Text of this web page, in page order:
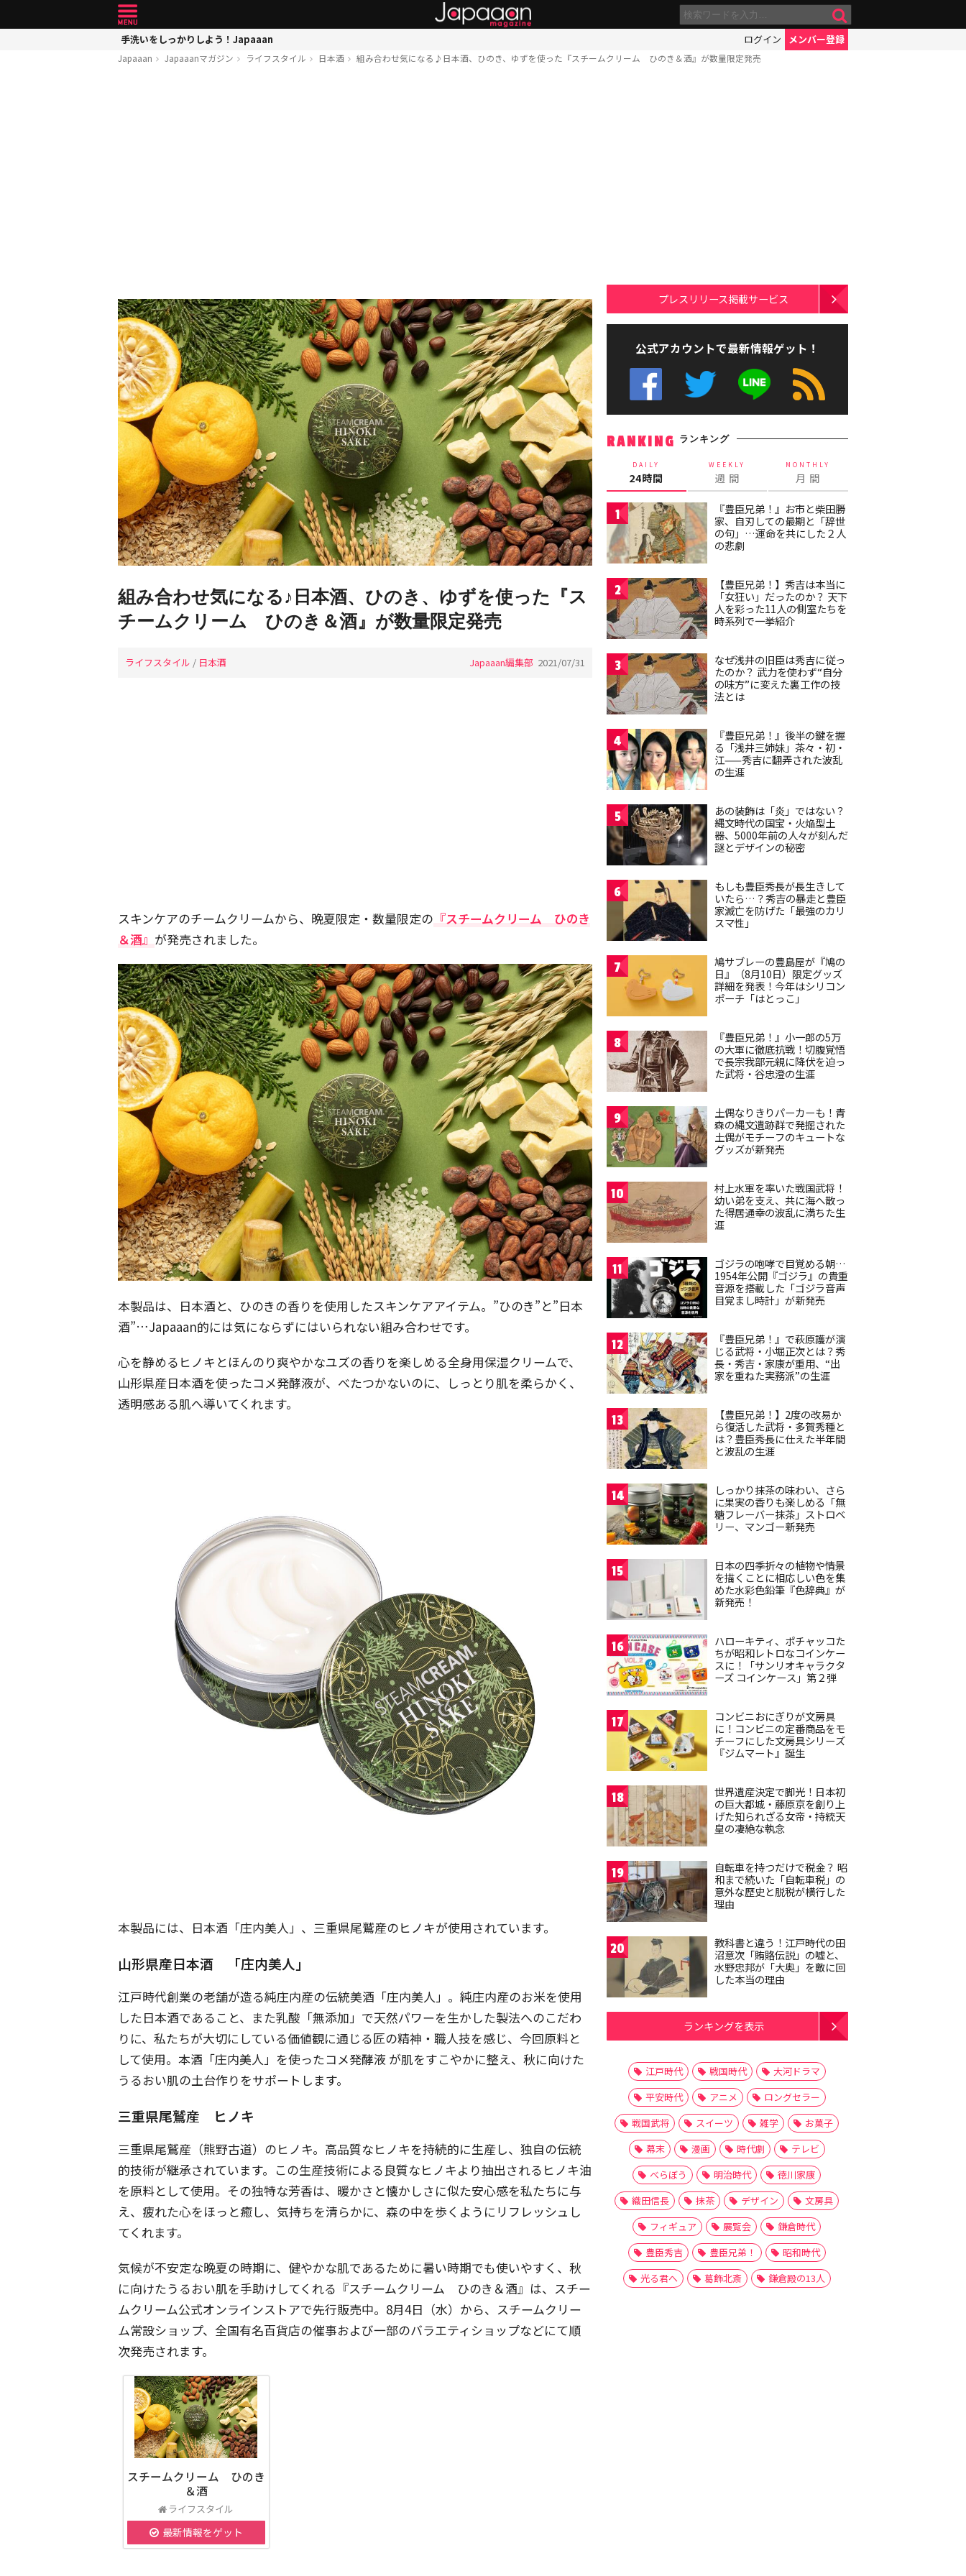
手洗いをしっかりしよう！Japaaan ログイン メンバー登録
Japaaan Japaaanマガジン ライフスタイル 日本酒 組み合わせ気になる♪日本酒、ひのき、ゆずを使った『スチームクリーム ひのき＆酒』が数量限定発売
組み合わせ気になる♪日本酒、ひのき、ゆずを使った『ス
チームクリーム ひのき＆酒』が数量限定発売
ライフスタイル / 日本酒 Japaaan編集部 2021/07/31
スキンケアのチームクリームから、晩夏限定・数量限定の 『スチームクリーム ひのき
＆酒』 が発売されました。
本製品は、日本酒と、ひのきの香りを使用したスキンケアアイテム。”ひのき”と”日本
酒”…Japaaan的には気にならずにはいられない組み合わせです。
心を静めるヒノキとほんのり爽やかなユズの香りを楽しめる全身用保湿クリームで、
山形県産日本酒を使ったコメ発酵液が、べたつかないのに、しっとり肌を柔らかく、
透明感ある肌へ導いてくれます。
本製品には、日本酒「庄内美人」、三重県尾鷲産のヒノキが使用されています。
山形県産日本酒 「庄内美人」
江戸時代創業の老舗が造る純庄内産の伝統美酒「庄内美人」。純庄内産のお米を使用
した日本酒であること、また乳酸「無添加」で天然パワーを生かした製法へのこだわ
りに、私たちが大切にしている価値観に通じる匠の精神・職人技を感じ、今回原料と
して使用。本酒「庄内美人」を使ったコメ発酵液 が肌をすこやかに整え、秋に向けた
うるおい肌の土台作りをサポートします。
三重県尾鷲産 ヒノキ
三重県尾鷲産（熊野古道）のヒノキ。高品質なヒノキを持続的に生産し、独自の伝統
的技術が継承されています。この生産技術による良質なヒノキより抽出されるヒノキ油
を原料として使用。その独特な芳香は、暖かさと懐かしさに似た安心感を私たちに与
え、疲れた心をほっと癒し、気持ちを清らかに、森の中を歩くようにリフレッシュし
てくれます。
気候が不安定な晩夏の時期に、健やかな肌であるために暑い時期でも使いやすく、秋
に向けたうるおい肌を手助けしてくれる『スチームクリーム ひのき＆酒』は、スチー
ムクリーム公式オンラインストアで先行販売中。8月4日（水）から、スチームクリー
ム常設ショップ、全国有名百貨店の催事および一部のバラエティショップなどにて順
次発売されます。
スチームクリーム ひのき
＆酒
ライフスタイル
最新情報をゲット
プレスリリース掲載サービス
公式アカウントで最新情報ゲット！
RANKING ランキング
DAILY
24時間
WEEKLY
週 間
MONTHLY
月 間
1
『豊臣兄弟！』お市と柴田勝
家、自刃しての最期と「辞世
の句」…運命を共にした２人
の悲劇
2
【豊臣兄弟！】秀吉は本当に
「女狂い」だったのか？ 天下
人を彩った11人の側室たちを
時系列で一挙紹介
3
なぜ浅井の旧臣は秀吉に従っ
たのか？ 武力を使わず“自分
の味方”に変えた裏工作の技
法とは
4
『豊臣兄弟！』後半の鍵を握
る「浅井三姉妹」茶々・初・
江——秀吉に翻弄された波乱
の生涯
5
あの装飾は「炎」ではない？
縄文時代の国宝・火焔型土
器、5000年前の人々が刻んだ
謎とデザインの秘密
6
もしも豊臣秀長が長生きして
いたら…？秀吉の暴走と豊臣
家滅亡を防げた「最強のカリ
スマ性」
7
鳩サブレーの豊島屋が『鳩の
日』（8月10日）限定グッズ
詳細を発表！今年はシリコン
ポーチ「はとっこ」
8
『豊臣兄弟！』小一郎の5万
の大軍に徹底抗戦！切腹覚悟
で長宗我部元親に降伏を迫っ
た武将・谷忠澄の生涯
9
土偶なりきりパーカーも！青
森の縄文遺跡群で発掘された
土偶がモチーフのキュートな
グッズが新発売
10
村上水軍を率いた戦国武将！
幼い弟を支え、共に海へ散っ
た得居通幸の波乱に満ちた生
涯
11
ゴジラの咆哮で目覚める朝…
1954年公開『ゴジラ』の貴重
音源を搭載した「ゴジラ音声
目覚まし時計」が新発売
12
『豊臣兄弟！』で萩原護が演
じる武将・小堀正次とは？秀
長・秀吉・家康が重用、“出
家を重ねた実務派”の生涯
13
【豊臣兄弟！】2度の改易か
ら復活した武将・多賀秀種と
は？豊臣秀長に仕えた半年間
と波乱の生涯
14
しっかり抹茶の味わい、さら
に果実の香りも楽しめる「無
糖フレーバー抹茶」ストロベ
リー、マンゴー新発売
15
日本の四季折々の植物や情景
を描くことに相応しい色を集
めた水彩色鉛筆『色辞典』が
新発売！
16
ハローキティ、ポチャッコた
ちが昭和レトロなコインケー
スに！「サンリオキャラクタ
ーズ コインケース」第２弾
17
コンビニおにぎりが文房具
に！コンビニの定番商品をモ
チーフにした文房具シリーズ
『ジムマート』誕生
18
世界遺産決定で脚光！日本初
の巨大都城・藤原京を創り上
げた知られざる女帝・持統天
皇の凄絶な執念
19
自転車を持つだけで税金？ 昭
和まで続いた「自転車税」の
意外な歴史と脱税が横行した
理由
20
教科書と違う！江戸時代の田
沼意次「賄賂伝説」の嘘と、
水野忠邦が「大奥」を敵に回
した本当の理由
ランキングを表示
江戸時代 戦国時代
大河ドラマ
平安時代
アニメ
ロングセラー
戦国武将
スイーツ 雑学
お菓子
幕末
漫画 時代劇
テレビ
べらぼう
明治時代
徳川家康
織田信長
抹茶 デザイン
文房具
フィギュア
展覧会
鎌倉時代
豊臣秀吉
豊臣兄弟！
昭和時代
光る君へ
葛飾北斎 鎌倉殿の13人